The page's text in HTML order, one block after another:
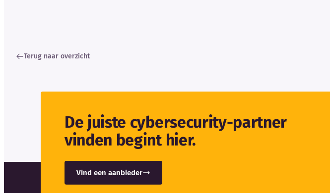
Terug naar overzicht
De juiste cybersecurity-partner
vinden begint hier.
Vind een aanbieder